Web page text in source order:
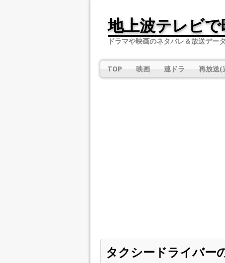
地上波テレビ
ドラマや映画のネタバレ＆放送デー
TOP 映画 連ドラ 再放送(
タクシードライバー